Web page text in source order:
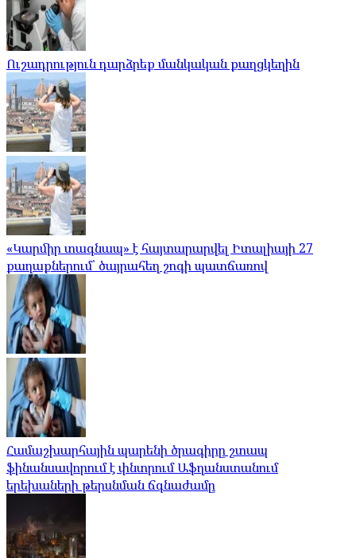
Ուշադրություն դարձրեք մանկական քաղցկեղին
«Կարմիր տագնապ» է հայտարարվել Իտալիայի 27
քաղաքներում՝ ծայրահեղ շոգի պատճառով
Համաշխարհային պարենի ծրագիրը շտապ
ֆինանսավորում է փնտրում Աֆղանստանում
երեխաների թերսնման ճգնաժամը